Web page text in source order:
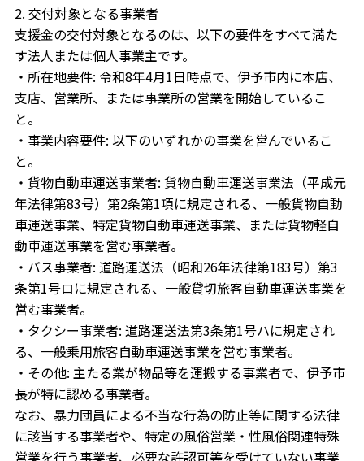
2. 交付対象となる事業者
支援金の交付対象となるのは、以下の要件をすべて満た
す法人または個人事業主です。
・所在地要件: 令和8年4月1日時点で、伊予市内に本店、
支店、営業所、または事業所の営業を開始しているこ
と。
・事業内容要件: 以下のいずれかの事業を営んでいるこ
と。
・貨物自動車運送事業者: 貨物自動車運送事業法（平成元
年法律第83号）第2条第1項に規定される、一般貨物自動
車運送事業、特定貨物自動車運送事業、または貨物軽自
動車運送事業を営む事業者。
・バス事業者: 道路運送法（昭和26年法律第183号）第3
条第1号ロに規定される、一般貸切旅客自動車運送事業を
営む事業者。
・タクシー事業者: 道路運送法第3条第1号ハに規定され
る、一般乗用旅客自動車運送事業を営む事業者。
・その他: 主たる業が物品等を運搬する事業者で、伊予市
長が特に認める事業者。
なお、暴力団員による不当な行為の防止等に関する法律
に該当する事業者や、特定の風俗営業・性風俗関連特殊